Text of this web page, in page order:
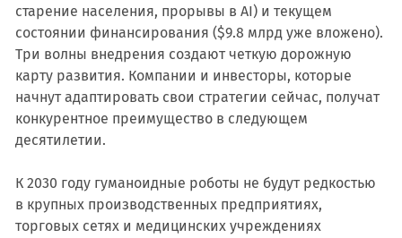
старение населения, прорывы в AI) и текущем
состоянии финансирования ($9.8 млрд уже вложено).
Три волны внедрения создают четкую дорожную
карту развития. Компании и инвесторы, которые
начнут адаптировать свои стратегии сейчас, получат
конкурентное преимущество в следующем
десятилетии.
К 2030 году гуманоидные роботы не будут редкостью
в крупных производственных предприятиях,
торговых сетях и медицинских учреждениях